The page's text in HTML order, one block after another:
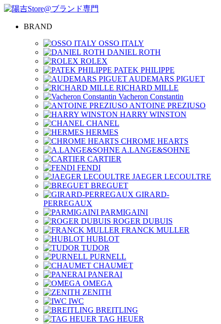
BRAND
OSSO ITALY
DANIEL ROTH
ROLEX
PATEK PHILIPPE
AUDEMARS PIGUET
RICHARD MILLE
Vacheron Constantin
ANTOINE PREZIUSO
HARRY WINSTON
CHANEL
HERMES
CHROME HEARTS
A.LANGE&SOHNE
CARTIER
FENDI
JAEGER LECOULTRE
BREGUET
GIRARD-
PERREGAUX
PARMIGAINI
ROGER DUBUIS
FRANCK MULLER
HUBLOT
TUDOR
PURNELL
CHAUMET
PANERAI
OMEGA
ZENITH
IWC
BREITLING
TAG HEUER